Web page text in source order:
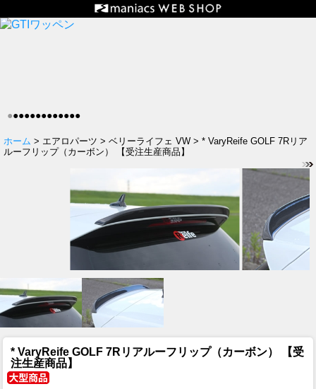
●●●●●●●●●●●●●
ホーム > エアロパーツ > ベリーライフェ VW > * VaryReife GOLF 7Rリア
ルーフリップ（カーボン） 【受注生産商品】
* VaryReife GOLF 7Rリアルーフリップ（カーボン） 【受
注生産商品】